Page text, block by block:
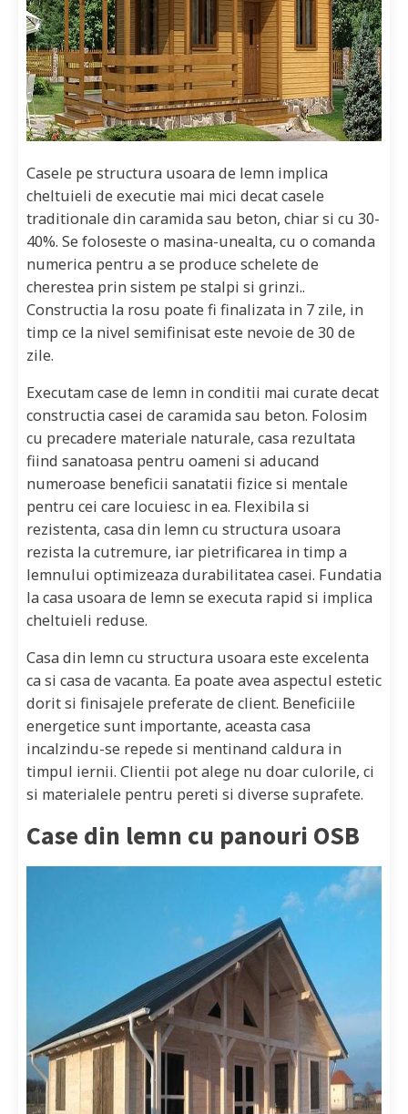
Casele pe structura usoara de lemn implica
cheltuieli de executie mai mici decat casele
traditionale din caramida sau beton, chiar si cu 30-
40%. Se foloseste o masina-unealta, cu o comanda
numerica pentru a se produce schelete de
cherestea prin sistem pe stalpi si grinzi..
Constructia la rosu poate fi finalizata in 7 zile, in
timp ce la nivel semifinisat este nevoie de 30 de
zile.
Executam case de lemn in conditii mai curate decat
constructia casei de caramida sau beton. Folosim
cu precadere materiale naturale, casa rezultata
fiind sanatoasa pentru oameni si aducand
numeroase beneficii sanatatii fizice si mentale
pentru cei care locuiesc in ea. Flexibila si
rezistenta, casa din lemn cu structura usoara
rezista la cutremure, iar pietrificarea in timp a
lemnului optimizeaza durabilitatea casei. Fundatia
la casa usoara de lemn se executa rapid si implica
cheltuieli reduse.
Casa din lemn cu structura usoara este excelenta
ca si casa de vacanta. Ea poate avea aspectul estetic
dorit si finisajele preferate de client. Beneficiile
energetice sunt importante, aceasta casa
incalzindu-se repede si mentinand caldura in
timpul iernii. Clientii pot alege nu doar culorile, ci
si materialele pentru pereti si diverse suprafete.
Case din lemn cu panouri OSB